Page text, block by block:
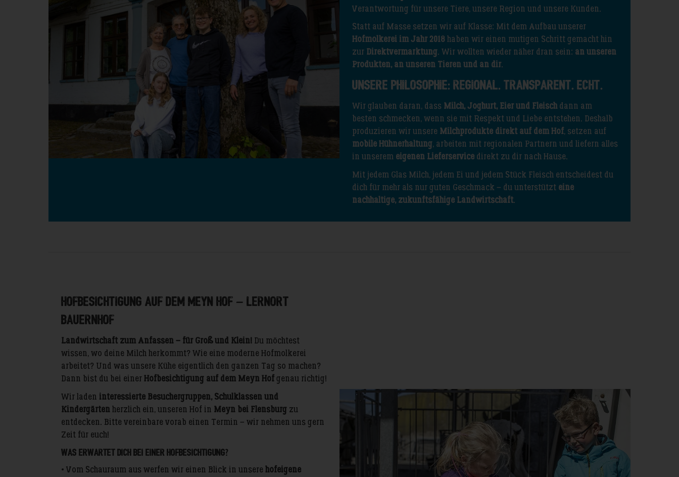
Verantwortung für unsere Tiere, unsere Region und unsere Kunden.
Statt auf Masse setzen wir auf Klasse: Mit dem Aufbau unserer
Hofmolkerei im Jahr 2018 haben wir einen mutigen Schritt gemacht hin
zur Direktvermarktung. Wir wollten wieder näher dran sein: an unseren
Produkten, an unseren Tieren und an dir.
Unsere Philosophie: Regional. Transparent. Echt.
Wir glauben daran, dass Milch, Joghurt, Eier und Fleischdann am
besten schmecken, wenn sie mit Respekt und Liebe entstehen. Deshalb
produzieren wir unsere Milchprodukte direkt auf dem Hof, setzen auf
mobile Hühnerhaltung, arbeiten mit regionalen Partnern und liefern alles
in unserem eigenen Lieferservice direkt zu dir nach Hause.
Mit jedem Glas Milch, jedem Ei und jedem Stück Fleisch entscheidest du
dich für mehr als nur guten Geschmack – du unterstützt eine
nachhaltige, zukunftsfähige Landwirtschaft.
Hofbesichtigung auf dem Meyn Hof – Lernort
Bauernhof
Landwirtschaft zum Anfassen – für Groß und Klein!Du möchtest
wissen, wo deine Milch herkommt? Wie eine moderne Hofmolkerei
arbeitet? Und was unsere Kühe eigentlich den ganzen Tag so machen?
Dann bist du bei einerHofbesichtigung auf dem Meyn Hofgenau richtig!
Wir laden interessierte Besuchergruppen, Schulklassen und
Kindergärtenherzlich ein, unseren Hof in Meyn bei Flensburgzu
entdecken. Bitte vereinbare vorab einen Termin – wir nehmen uns gern
Zeit für euch!
Was erwartet dich bei einer Hofbesichtigung?
• Vom Schauraum aus werfen wir einen Blick in unsere hofeigene